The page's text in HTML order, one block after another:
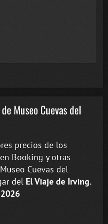
Museo Cuevas del
precios de los
Booking y otras
Cuevas del
del El Viaje de Irving.